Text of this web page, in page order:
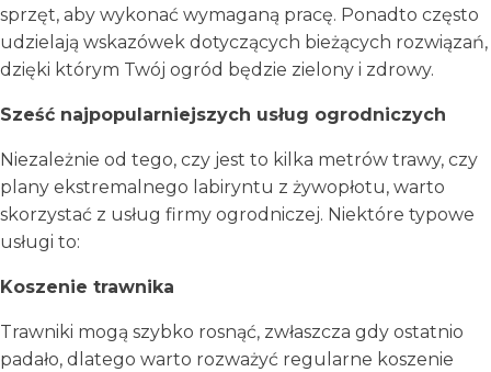
sprzęt, aby wykonać wymaganą pracę. Ponadto często
udzielają wskazówek dotyczących bieżących rozwiązań,
dzięki którym Twój ogród będzie zielony i zdrowy.
Sześć najpopularniejszych usług ogrodniczych
Niezależnie od tego, czy jest to kilka metrów trawy, czy
plany ekstremalnego labiryntu z żywopłotu, warto
skorzystać z usług firmy ogrodniczej. Niektóre typowe
usługi to:
Koszenie trawnika
Trawniki mogą szybko rosnąć, zwłaszcza gdy ostatnio
padało, dlatego warto rozważyć regularne koszenie